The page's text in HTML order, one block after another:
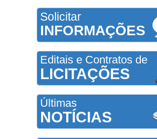
Solicitar
INFORMAÇÕES
Editais e Contratos de
LICITAÇÕES
Últimas
NOTÍCIAS